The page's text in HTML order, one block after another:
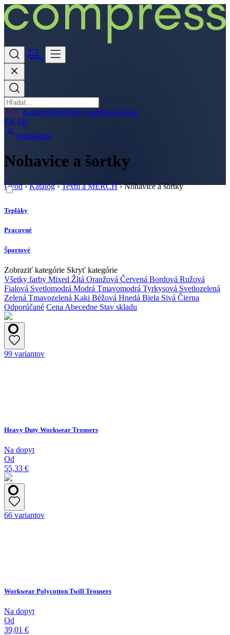
0
ÚvodKatalógBlogMoje produktyKontakt
EN SK
Prihlásenie
Nohavice a šortky
Úvod › Katalóg › Textil a MERCH › Nohavice a šortky
Tepláky
Pracovné
Športové
Zobraziť kategórie Skryť kategórie
Všetky farby Mixed Žltá Oranžová Červená Bordová Ružová
Fialová Svetlomodrá Modrá Tmavomodrá Tyrkysová Svetlozelená
Zelená Tmavozelená Kaki Béžová Hnedá Biela Sivá Čierna
Odporúčané Cena Abecedne Stav skladu
99 variantov
Heavy Duty Workwear Trousers
Na dopyt
Od
55,33 €
66 variantov
Workwear Polycotton Twill Trousers
Na dopyt
Od
39,01 €